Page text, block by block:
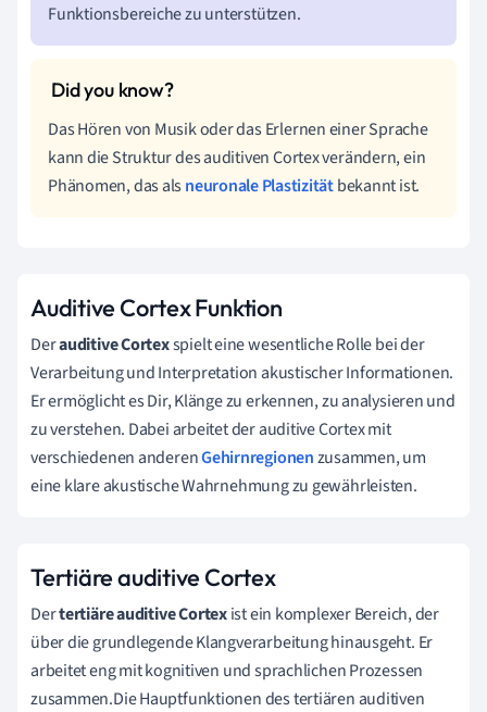
Funktionsbereiche zu unterstützen.
Das Hören von Musik oder das Erlernen einer Sprache
kann die Struktur des auditiven Cortex verändern, ein
Phänomen, das alsneuronale Plastizitätbekannt ist.
Auditive Cortex Funktion
Derauditive Cortexspielt eine wesentliche Rolle bei der
Verarbeitung und Interpretation akustischer Informationen.
Er ermöglicht es Dir, Klänge zu erkennen, zu analysieren und
zu verstehen. Dabei arbeitet der auditive Cortex mit
verschiedenen anderenGehirnregionenzusammen, um
eine klare akustische Wahrnehmung zu gewährleisten.
Tertiäre auditive Cortex
Dertertiäre auditive Cortexist ein komplexer Bereich, der
über die grundlegende Klangverarbeitung hinausgeht. Er
arbeitet eng mit kognitiven und sprachlichen Prozessen
zusammen.Die Hauptfunktionen des tertiären auditiven